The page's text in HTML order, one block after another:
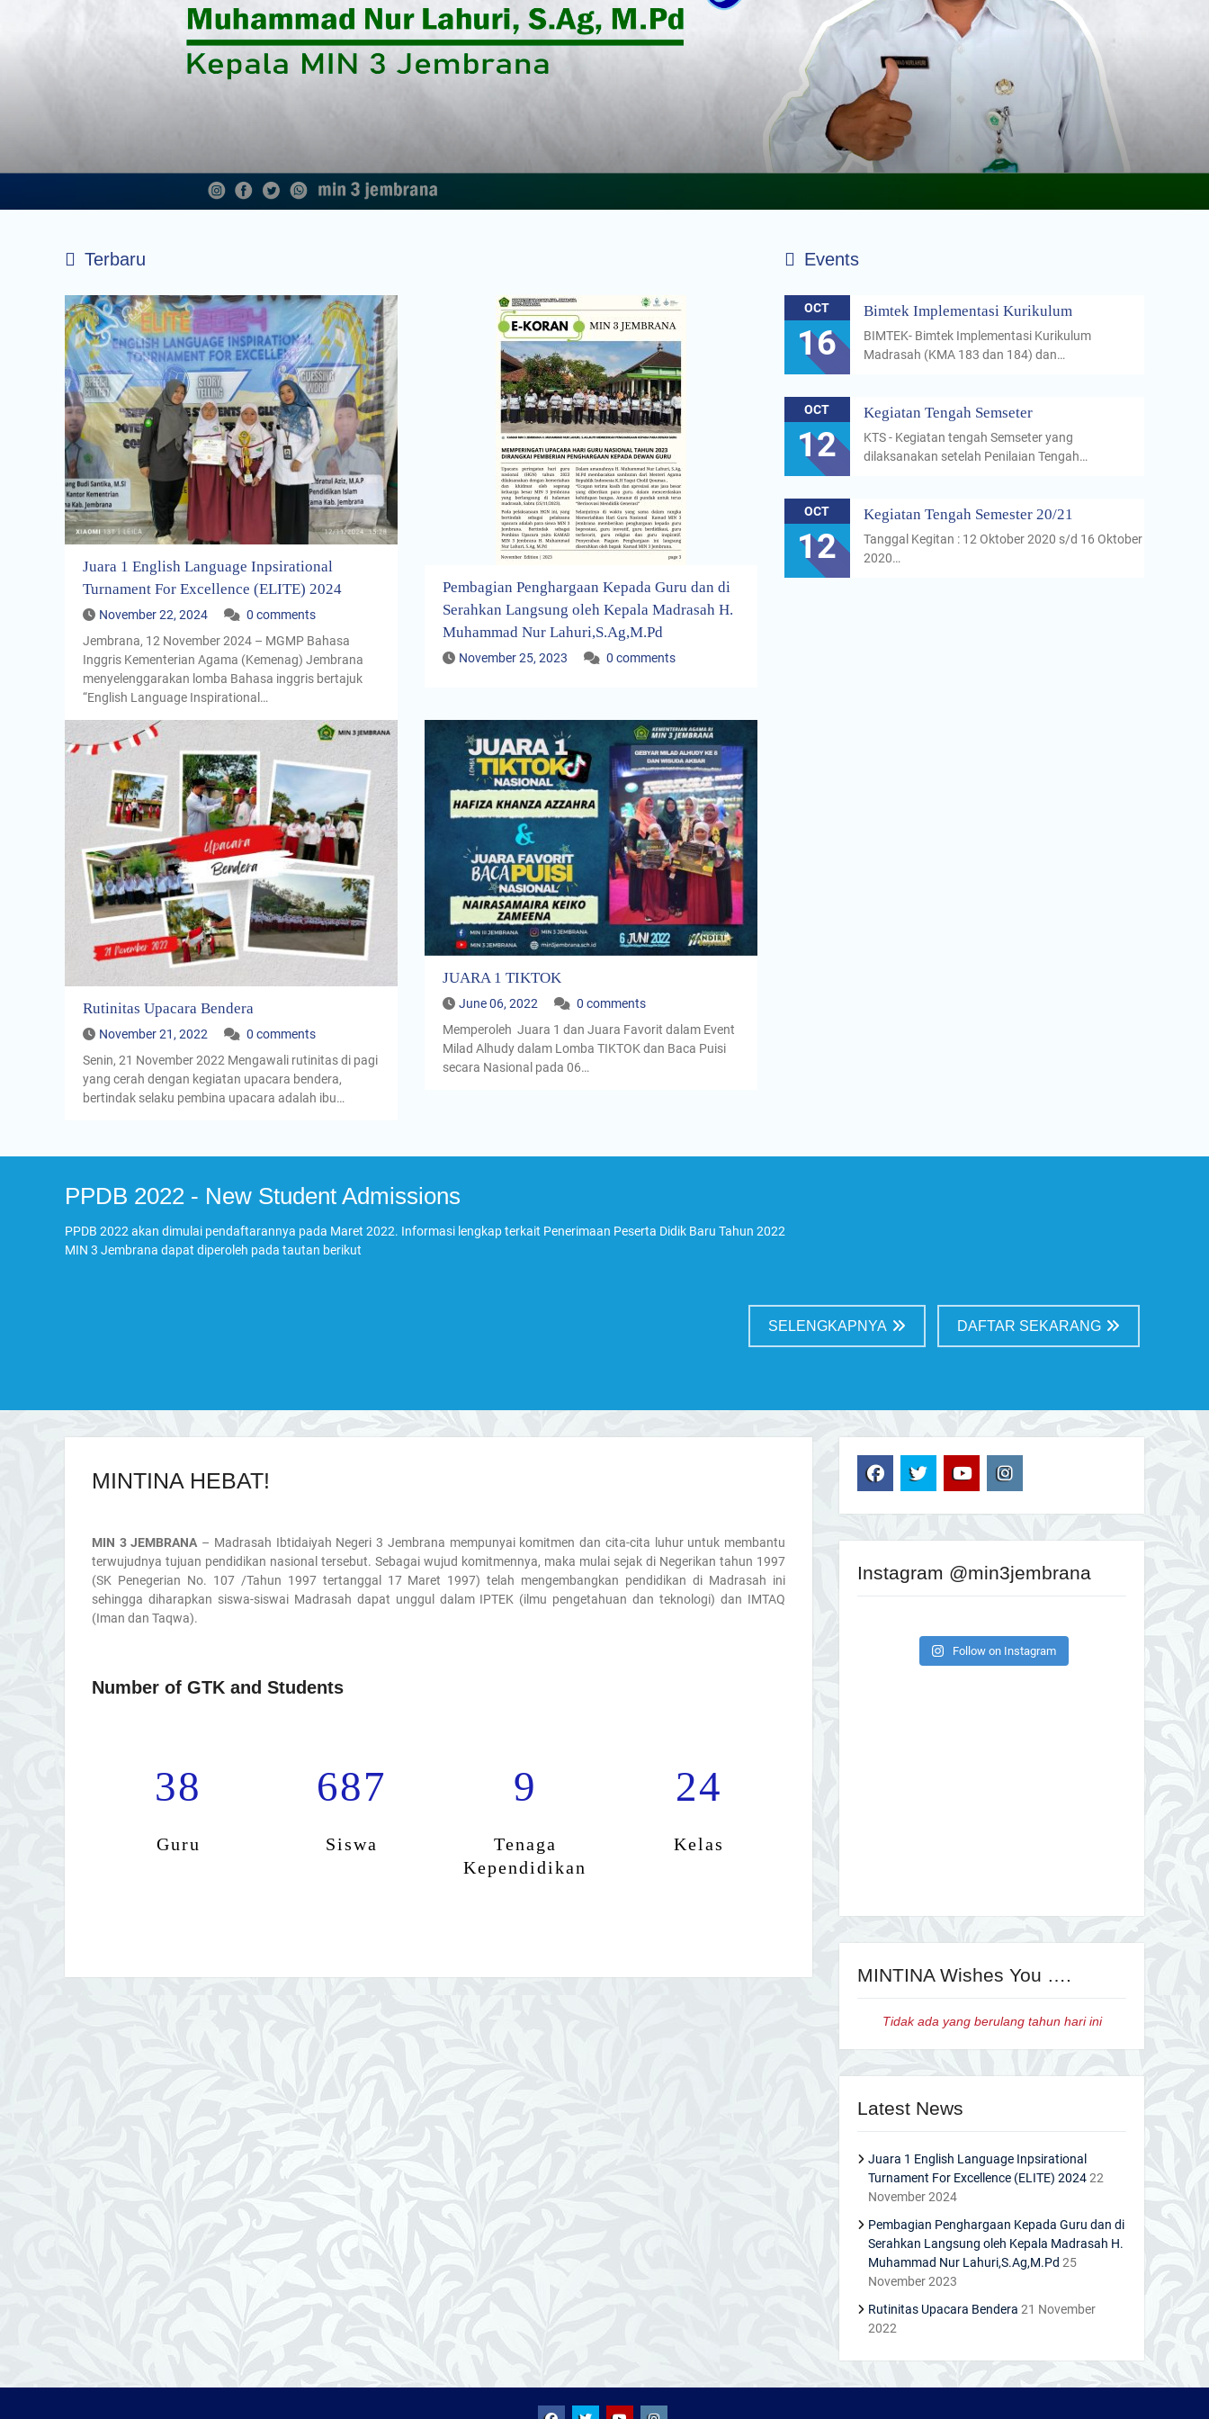
Terbaru
Juara 1 English Language Inpsirational
Turnament For Excellence (ELITE) 2024
November 22, 2024
0 comments
Jembrana, 12 November 2024 – MGMP Bahasa
Inggris Kementerian Agama (Kemenag) Jembrana
menyelenggarakan lomba Bahasa inggris bertajuk
“English Language Inspirational…
Pembagian Penghargaan Kepada Guru dan di
Serahkan Langsung oleh Kepala Madrasah H.
Muhammad Nur Lahuri,S.Ag,M.Pd
November 25, 2023 0 comments
Rutinitas Upacara Bendera
November 21, 2022
0 comments
Senin, 21 November 2022 Mengawali rutinitas di pagi
yang cerah dengan kegiatan upacara bendera,
bertindak selaku pembina upacara adalah ibu…
JUARA 1 TIKTOK
June 06, 2022
0 comments
Memperoleh Juara 1 dan Juara Favorit dalam Event
Milad Alhudy dalam Lomba TIKTOK dan Baca Puisi
secara Nasional pada 06…
Events
OCT
16
Bimtek Implementasi Kurikulum
BIMTEK- Bimtek Implementasi Kurikulum
Madrasah (KMA 183 dan 184) dan…
OCT
12
Kegiatan Tengah Semseter
KTS - Kegiatan tengah Semseter yang
dilaksanakan setelah Penilaian Tengah…
OCT
12
Kegiatan Tengah Semester 20/21
Tanggal Kegitan : 12 Oktober 2020 s/d 16 Oktober
2020…
PPDB 2022 - New Student Admissions
PPDB 2022 akan dimulai pendaftarannya pada Maret 2022. Informasi lengkap terkait Penerimaan Peserta Didik Baru Tahun 2022
MIN 3 Jembrana dapat diperoleh pada tautan berikut
SELENGKAPNYA DAFTAR SEKARANG
MINTINA HEBAT!
MIN 3 JEMBRANA – Madrasah Ibtidaiyah Negeri 3 Jembrana mempunyai komitmen dan cita-cita luhur untuk membantu
terwujudnya tujuan pendidikan nasional tersebut. Sebagai wujud komitmennya, maka mulai sejak di Negerikan tahun 1997
(SK Penegerian No. 107 /Tahun 1997 tertanggal 17 Maret 1997) telah mengembangkan pendidikan di Madrasah ini
sehingga diharapkan siswa-siswai Madrasah dapat unggul dalam IPTEK (ilmu pengetahuan dan teknologi) dan IMTAQ
(Iman dan Taqwa).
Number of GTK and Students
38
Guru
687
Siswa
9
Tenaga
Kependidikan
24
Kelas
Instagram @min3jembrana
Follow on Instagram
MINTINA Wishes You ….
Tidak ada yang berulang tahun hari ini
Latest News
Juara 1 English Language Inpsirational
Turnament For Excellence (ELITE) 202422
November 2024
Pembagian Penghargaan Kepada Guru dan di
Serahkan Langsung oleh Kepala Madrasah H.
Muhammad Nur Lahuri,S.Ag,M.Pd 25
November 2023
Rutinitas Upacara Bendera 21 November
2022